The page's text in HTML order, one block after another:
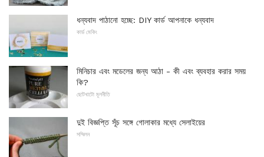
ধন্যবাদ পাঠানো হচ্ছে: DIY কার্ড আপনাকে ধন্যবাদ
কার্ড মেকিং
মিনিচার এবং মডেলের জন্য আঠা - কী এবং ব্যবহার করার সময়
কি?
ছোটখাটো মূলনীতি
দুই বিজ্ঞপ্তি সূঁচ সঙ্গে গোলাকার মধ্যে সেলাইয়ের
সম্মিলন